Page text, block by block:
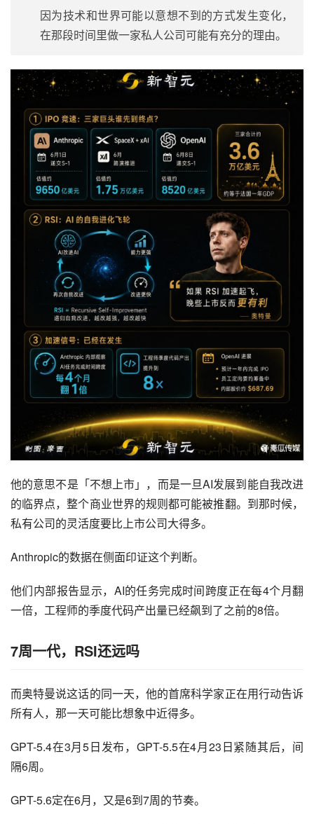
因为技术和世界可能以意想不到的方式发生变化，
在那段时间里做一家私人公司可能有充分的理由。
他的意思不是「不想上市」，而是一旦AI发展到能自我改进
的临界点，整个商业世界的规则都可能被推翻。到那时候，
私有公司的灵活度要比上市公司大得多。
Anthropic的数据在侧面印证这个判断。
他们内部报告显示，AI的任务完成时间跨度正在每4个月翻
一倍，工程师的季度代码产出量已经飙到了之前的8倍。
7周一代，RSI还远吗
而奥特曼说这话的同一天，他的首席科学家正在用行动告诉
所有人，那一天可能比想象中近得多。
GPT-5.4在3月5日发布，GPT-5.5在4月23日紧随其后，间
隔6周。
GPT-5.6定在6月，又是6到7周的节奏。